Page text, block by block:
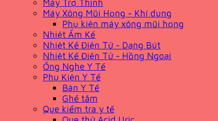
Máy Trợ Thính
Máy Xông Mũi Họng - Khí dung
Phụ kiện máy xông mũi họng
Nhiệt Ẩm Kế
Nhiệt Kế Điện Tử - Dạng Bút
Nhiệt Kế Điện Tử - Hồng Ngoại
Ống Nghe Y Tế
Phụ Kiện Y Tế
Bàn Y Tế
Ghế tắm
Que kiểm tra y tế